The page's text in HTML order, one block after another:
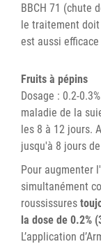
BBCH 71 (chute
le traitement
est aussi
Fruits à pépins
Dosage : 0.2-
maladie de la
les 8 à 12 jours.
jusqu'à 8 jours
Pour augmenter
simultanément
roussissures
la dose de 0.2%
L’application